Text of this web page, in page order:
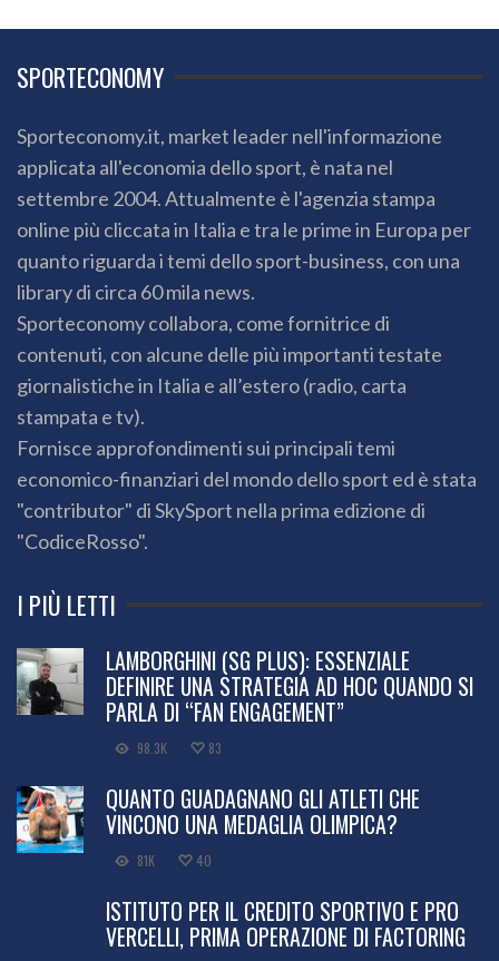
SPORTECONOMY
Sporteconomy.it, market leader nell'informazione
applicata all'economia dello sport, è nata nel
settembre 2004. Attualmente è l'agenzia stampa
online più cliccata in Italia e tra le prime in Europa per
quanto riguarda i temi dello sport-business, con una
library di circa 60 mila news.
Sporteconomy collabora, come fornitrice di
contenuti, con alcune delle più importanti testate
giornalistiche in Italia e all’estero (radio, carta
stampata e tv).
Fornisce approfondimenti sui principali temi
economico-finanziari del mondo dello sport ed è stata
"contributor" di SkySport nella prima edizione di
"CodiceRosso".
I PIÙ LETTI
LAMBORGHINI (SG PLUS): ESSENZIALE
DEFINIRE UNA STRATEGIA AD HOC QUANDO SI
PARLA DI “FAN ENGAGEMENT”
98.3K 83
QUANTO GUADAGNANO GLI ATLETI CHE
VINCONO UNA MEDAGLIA OLIMPICA?
81K 40
ISTITUTO PER IL CREDITO SPORTIVO E PRO
VERCELLI, PRIMA OPERAZIONE DI FACTORING